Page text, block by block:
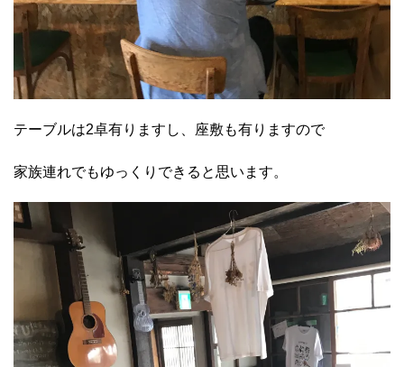
テーブルは2卓有りますし、座敷も有りますので
家族連れでもゆっくりできると思います。